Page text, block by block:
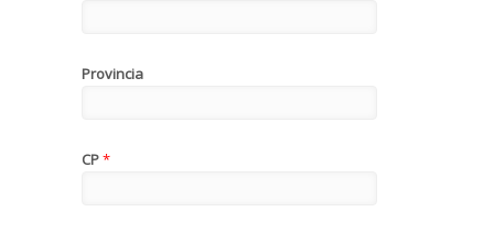
Provincia
CP*